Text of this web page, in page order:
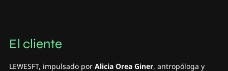
El cliente
LEWESFT, impulsado por Alicia Orea Giner, antropóloga y